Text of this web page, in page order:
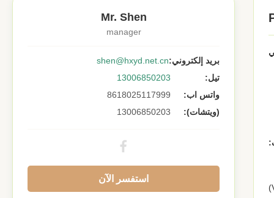
Mr. Shen
manager
بريد إلكتروني:shen@hxyd.net.cn
تيل:
13006850203
واتس اب:
8618025117999
(ويتشات):
13006850203
استفسر الآن